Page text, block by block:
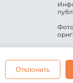
ВОК
Отклонить